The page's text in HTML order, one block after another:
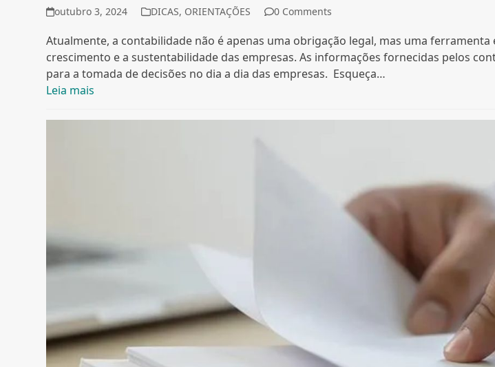
outubro 3, 2024 DICAS, ORIENTAÇÕES 0 Comments
Atualmente, a contabilidade não é apenas uma obrigação legal, mas uma ferramenta
crescimento e a sustentabilidade das empresas. As informações fornecidas pelos
para a tomada de decisões no dia a dia das empresas. Esqueça…
Leia mais